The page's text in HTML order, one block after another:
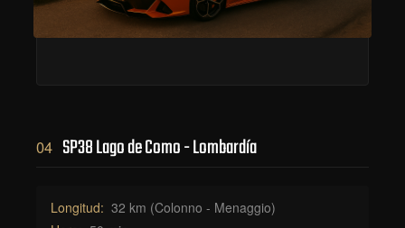
04 SP38 Lago de Como - Lombardía
Longitud: 32 km (Colonno - Menaggio)